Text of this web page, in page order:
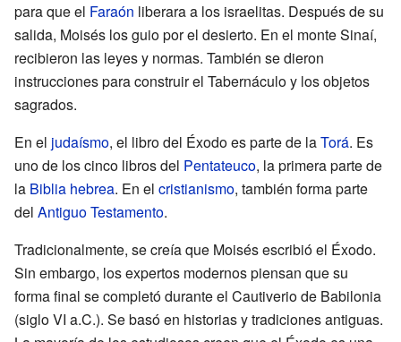
para que el Faraón liberara a los israelitas. Después de su
salida, Moisés los guio por el desierto. En el monte Sinaí,
recibieron las leyes y normas. También se dieron
instrucciones para construir el Tabernáculo y los objetos
sagrados.
En el judaísmo, el libro del Éxodo es parte de laTorá. Es
uno de los cinco libros del Pentateuco, la primera parte de
la Biblia hebrea. En el cristianismo, también forma parte
del Antiguo Testamento.
Tradicionalmente, se creía que Moisés escribió el Éxodo.
Sin embargo, los expertos modernos piensan que su
forma final se completó durante el Cautiverio de Babilonia
(siglo VI a.C.). Se basó en historias y tradiciones antiguas.